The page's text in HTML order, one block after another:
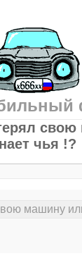
чья !?
машину